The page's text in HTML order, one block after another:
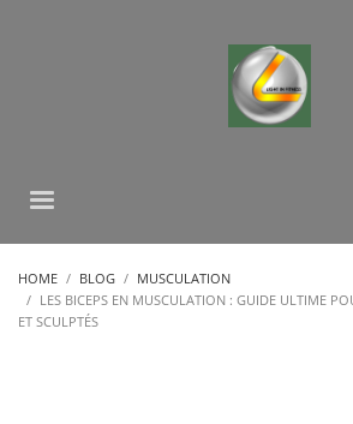
HOME BLOG
MUSCULATION
LES BICEPS EN MUSCULATION : GUIDE ULTIME
ET SCULPTÉS